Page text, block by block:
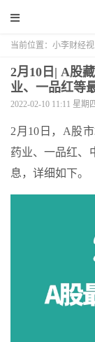
当前位置： 小李财经
2月10日| A股
业、一品红等
2022-02-10 11:11 星期
2月10日，A股
药业、一品红、
息，详细如下。